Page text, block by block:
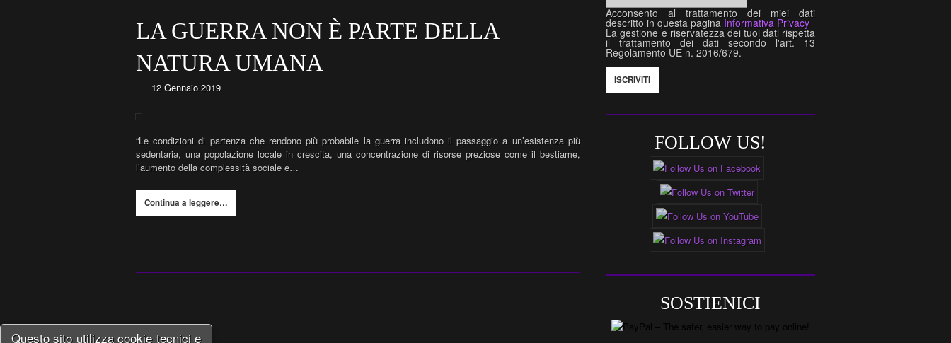
LA GUERRA NON È PARTE DELLA
NATURA UMANA
12 Gennaio 2019
“Le condizioni di partenza che rendono più probabile la guerra includono il passaggio a un’esistenza più
sedentaria, una popolazione locale in crescita, una concentrazione di risorse preziose come il bestiame,
l’aumento della complessità sociale e…
Continua a leggere…
Acconsento al trattamento dei miei dati
descritto in questa pagina Informativa Privacy
La gestione e riservatezza dei tuoi dati rispetta
il trattamento dei dati secondo l'art. 13
Regolamento UE n. 2016/679.
FOLLOW US!
SOSTIENICI
Questo sito utilizza cookie tecnici e